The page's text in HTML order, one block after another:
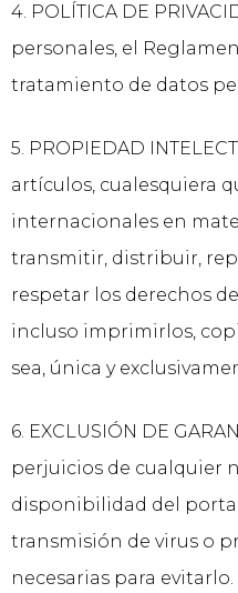
4. POLÍTICA DE
personales, el
tratamiento de datos
5. PROPIEDAD
artículos, cualesquiera
internacionales en
transmitir, distribuir,
respetar los derechos
incluso imprimirlos,
sea, única y
6. EXCLUSIÓN DE
perjuicios de cualquier
disponibilidad del
transmisión de virus o
necesarias para